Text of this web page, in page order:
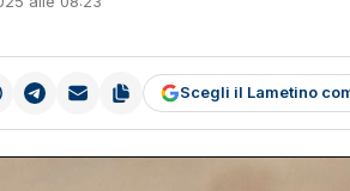
Scegli il Lametino